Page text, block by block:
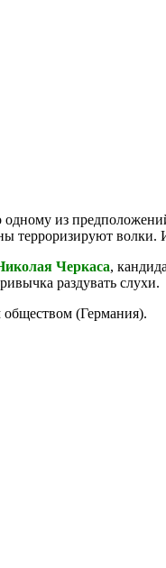
из
терроризируют волки.
Черкаса,
раздувать слухи.
(Германия).